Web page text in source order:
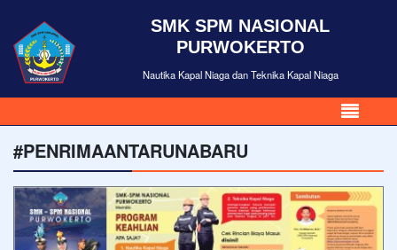
SMK SPM NASIONAL
PURWOKERTO
Nautika Kapal Niaga dan Teknika Kapal Niaga
#PENRIMAANTARUNABARU